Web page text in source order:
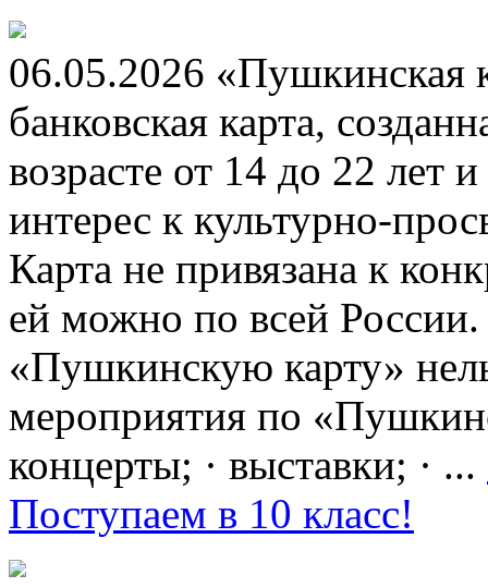
06.05.2026 «Пушкинская
банковская карта,
возрасте от 14 до 22 лет
интерес к культурно-
Карта не привязана к
ей можно по всей
«Пушкинскую карту»
мероприятия по
концерты; · выставки; · ...
Поступаем в 10 класс!